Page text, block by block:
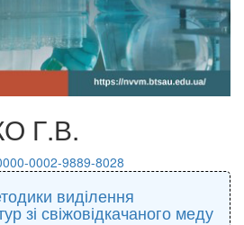
Г.В.
0002-9889-8028
виділення
зі свіжовідкачаного меду